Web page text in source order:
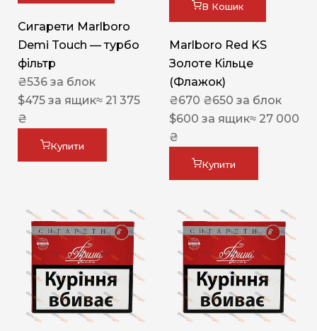
Сигарети Marlboro
Demi Touch — турбо
фільтр
₴536 за блок
$475 за ящик≈ 21 375
₴
Купити
В Кошик
Marlboro Red KS
Золоте Кільце
(Флажок)
₴670 ₴650 за блок
$600 за ящик≈ 27 000
₴
Купити